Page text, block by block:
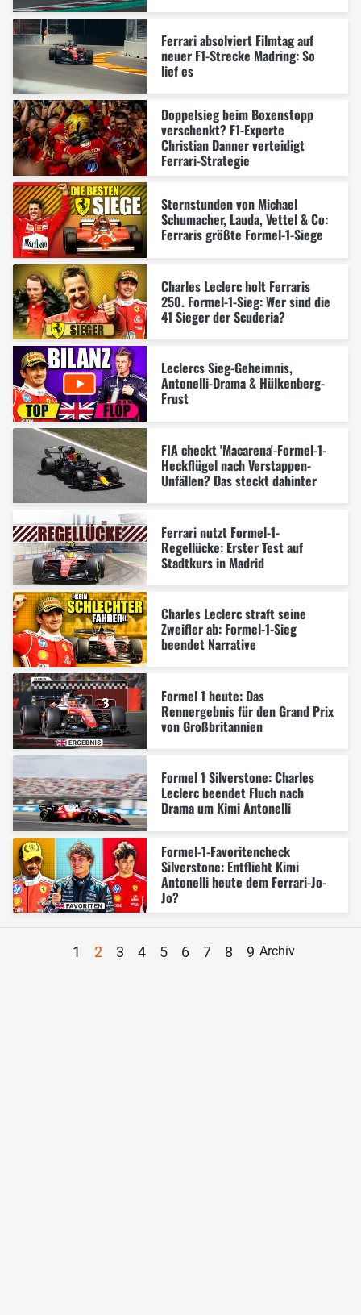
Ferrari absolviert Filmtag auf
neuer F1-Strecke Madring: So
lief es
Doppelsieg beim Boxenstopp
verschenkt? F1-Experte
Christian Danner verteidigt
Ferrari-Strategie
Sternstunden von Michael
Schumacher, Lauda, Vettel & Co:
Ferraris größte Formel-1-Siege
Charles Leclerc holt Ferraris
250. Formel-1-Sieg: Wer sind die
41 Sieger der Scuderia?
Leclercs Sieg-Geheimnis,
Antonelli-Drama & Hülkenberg-
Frust
FIA checkt 'Macarena'-Formel-1-
Heckflügel nach Verstappen-
Unfällen? Das steckt dahinter
Ferrari nutzt Formel-1-
Regellücke: Erster Test auf
Stadtkurs in Madrid
Charles Leclerc straft seine
Zweifler ab: Formel-1-Sieg
beendet Narrative
Formel 1 heute: Das
Rennergebnis für den Grand Prix
von Großbritannien
Formel 1 Silverstone: Charles
Leclerc beendet Fluch nach
Drama um Kimi Antonelli
Formel-1-Favoritencheck
Silverstone: Entflieht Kimi
Antonelli heute dem Ferrari-Jo-
Jo?
1 2 3 4 5 6 7 8 9 Archiv